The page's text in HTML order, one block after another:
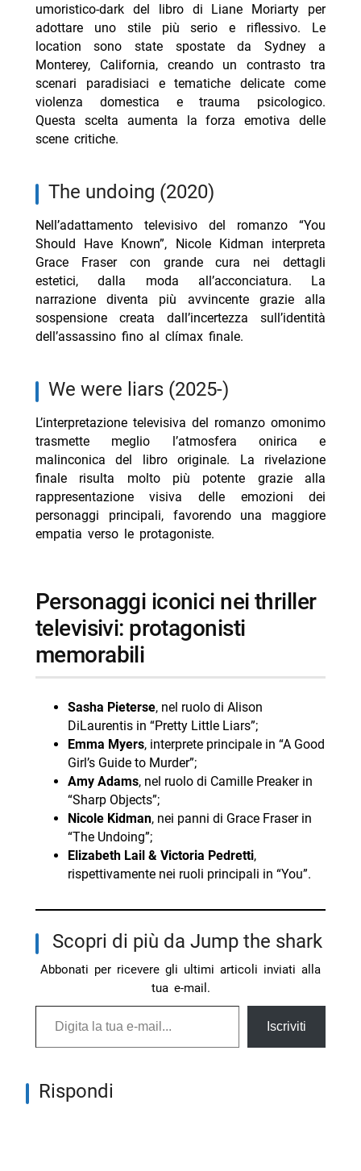
umoristico-dark del libro di Liane Moriarty per
adottare uno stile più serio e riflessivo. Le
location sono state spostate da Sydney a
Monterey, California, creando un contrasto tra
scenari paradisiaci e tematiche delicate come
violenza domestica e trauma psicologico.
Questa scelta aumenta la forza emotiva delle
scene critiche.
the undoing (2020)
Nell’adattamento televisivo del romanzo “You
Should Have Known”, Nicole Kidman interpreta
Grace Fraser con grande cura nei dettagli
estetici, dalla moda all’acconciatura. La
narrazione diventa più avvincente grazie alla
sospensione creata dall’incertezza sull’identità
dell’assassino fino al clímax finale.
we were liars (2025-)
L’interpretazione televisiva del romanzo omonimo
trasmette meglio l’atmosfera onirica e
malinconica del libro originale. La rivelazione
finale risulta molto più potente grazie alla
rappresentazione visiva delle emozioni dei
personaggi principali, favorendo una maggiore
empatia verso le protagoniste.
personaggi iconici nei thriller
televisivi: protagonisti
memorabili
Sasha Pieterse, nel ruolo di Alison
DiLaurentis in “Pretty Little Liars”;
Emma Myers, interprete principale in “A Good
Girl’s Guide to Murder”;
Amy Adams, nel ruolo di Camille Preaker in
“Sharp Objects”;
Nicole Kidman, nei panni di Grace Fraser in
“The Undoing”;
Elizabeth Lail & Victoria Pedretti,
rispettivamente nei ruoli principali in “You”.
Scopri di più da Jump the shark
Abbonati per ricevere gli ultimi articoli inviati alla
tua e-mail.
Digita la tua e-mail...
Iscriviti
Rispondi